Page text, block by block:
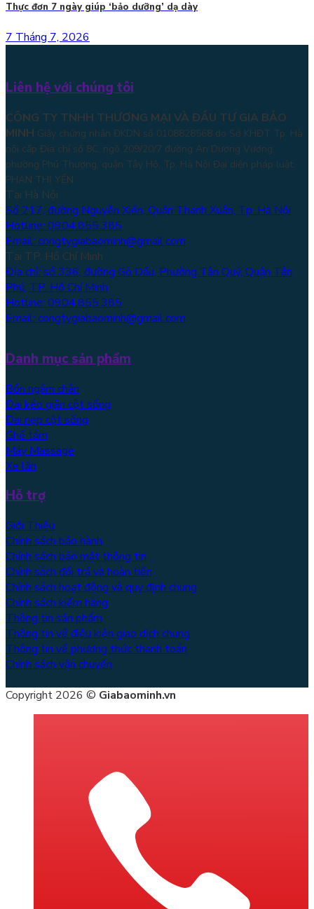
Thực đơn 7 ngày giúp ‘bảo dưỡng’ dạ dày
7 Tháng 7, 2026
Liên hệ với chúng tôi
CÔNG TY TNHH THƯƠNG MẠI VÀ ĐẦU TƯ GIA BẢO
MINH Giấy chứng nhận ĐKDN số 0108828568 do Sở KHĐT Tp. Hà
nội cấp Địa chỉ số 8C, ngõ 209/20/7 đường An Dương Vương,
phường Phú Thượng, quận Tây Hồ, Tp. Hà Nội Đại diện pháp luật:
PHAN THỊ YẾN
Tại Hà Nội
Số 217, đường Nguyễn Xiển, Quận Thanh Xuân, Tp. Hà Nội
Hotline: 0904.855.385
Email: congtygiabaominh@gmail.com
Tại TP. Hồ Chí Minh
Địa chỉ: số 336, đường Gò Dầu, Phường Tân Quý, Quận Tân
Phú, TP. Hồ Chí Minh
Hotline: 0904.855.385
Email: congtygiabaominh@gmail.com
Danh mục sản phẩm
Bồn ngâm chân
Đai kéo giãn cột sống
Đai nẹp cột sống
Ghế tắm
Máy Massage
Xe lăn
Hỗ trợ
Giới Thiệu
Chính sách bảo hành
Chính sách bảo mật thông tin
Chính sách đổi trả và hoàn tiền
Chính sách hoạt động và quy định chung
Chính sách kiểm hàng
Thông tin sản phẩm
Thông tin về điều kiện giao dịch chung
Thông tin về phương thức thanh toán
Chính sách vận chuyển
Copyright 2026 © Giabaominh.vn